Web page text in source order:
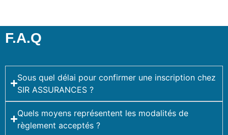
F.A.Q
Sous quel délai pour confirmer une inscription chez
SIR ASSURANCES ?
Quels moyens représentent les modalités de
règlement acceptés ?